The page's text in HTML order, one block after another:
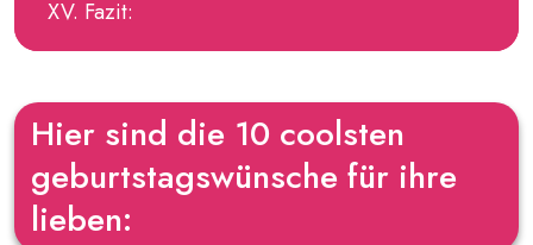
Fazit:
Hier sind die 10 coolsten
geburtstagswünsche für ihre
lieben: